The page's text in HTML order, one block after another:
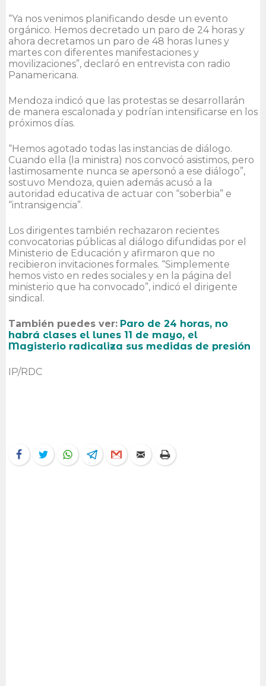
“Ya nos venimos planificando desde un evento
orgánico. Hemos decretado un paro de 24 horas y
ahora decretamos un paro de 48 horas lunes y
martes con diferentes manifestaciones y
movilizaciones”, declaró en entrevista con radio
Panamericana.
Mendoza indicó que las protestas se desarrollarán
de manera escalonada y podrían intensificarse en los
próximos días.
“Hemos agotado todas las instancias de diálogo.
Cuando ella (la ministra) nos convocó asistimos, pero
lastimosamente nunca se apersonó a ese diálogo”,
sostuvo Mendoza, quien además acusó a la
autoridad educativa de actuar con “soberbia” e
“intransigencia”.
Los dirigentes también rechazaron recientes
convocatorias públicas al diálogo difundidas por el
Ministerio de Educación y afirmaron que no
recibieron invitaciones formales. “Simplemente
hemos visto en redes sociales y en la página del
ministerio que ha convocado”, indicó el dirigente
sindical.
También puedes ver: Paro de 24 horas, no
habrá clases el lunes 11 de mayo, el
Magisterio radicaliza sus medidas de presión
IP/RDC